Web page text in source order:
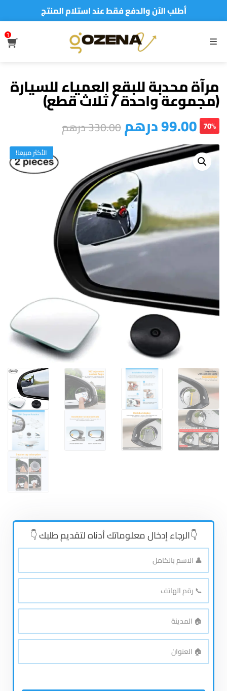
أطلب الآن والدفع فقط عند استلام المنتج
نفخر بأكثر من 5000 مشتري سعيد
MENU
1
مرآة محدبة للبقع العمياء للسيارة
(مجموعة واحدة / ثلاث قطع)
99.00درهم330.00درهم 70%
الأكثر مبيعا!
👇الرجاء إدخال معلوماتك أدناه لتقديم طلبك 👇
👤
الاسم
بالكامل*
📞
رقم
الهاتف*
🏠
المدينة*
🏠
العنوان*